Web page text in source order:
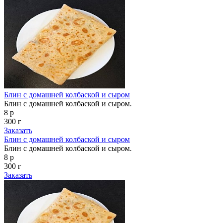
Блин с домашней колбаской и сыром
Блин с домашней колбаской и сыром.
8 р
300 г
Заказать
Блин с домашней колбаской и сыром
Блин с домашней колбаской и сыром.
8 р
300 г
Заказать